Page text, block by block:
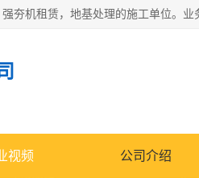
视频 公司介绍